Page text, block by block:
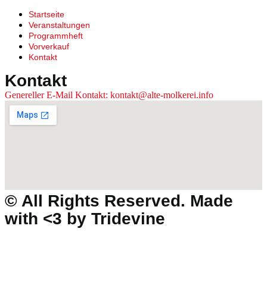
Startseite
Veranstaltungen
Programmheft
Vorverkauf
Kontakt
Kontakt
Genereller E-Mail Kontakt: kontakt@alte-molkerei.info
© All Rights Reserved. Made
with <3 by Tridevine